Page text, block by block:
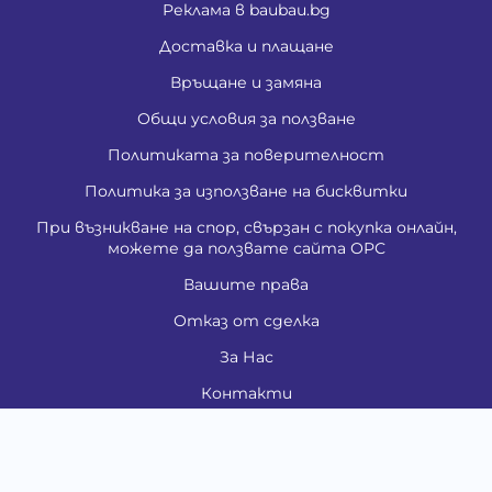
Реклама в baubau.bg
Доставка и плащане
Връщане и замяна
Общи условия за ползване
Политиката за поверителност
Политика за използване на бисквитки
При възникване на спор, свързан с покупка онлайн,
можете да ползвате сайта ОРС
Вашите права
Отказ от сделка
За Нас
Контакти